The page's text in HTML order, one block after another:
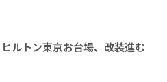
ルトン東京お台場、改装進む